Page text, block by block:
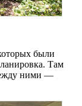
были
Там
ними —